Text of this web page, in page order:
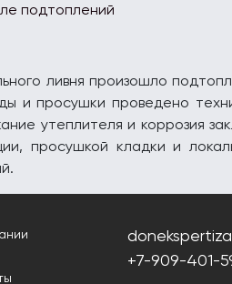
подтоплений
ливня произошло
и просушки проведено
утеплителя и коррозия
просушкой кладки и
+7-909-401-